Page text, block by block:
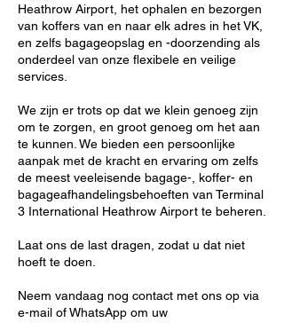
Heathrow Airport, het ophalen en bezorgen
van koffers van en naar elk adres in het VK,
en zelfs bagageopslag en -doorzending als
onderdeel van onze flexibele en veilige
services.
We zijn er trots op dat we klein genoeg zijn
om te zorgen, en groot genoeg om het aan
te kunnen. We bieden een persoonlijke
aanpak met de kracht en ervaring om zelfs
de meest veeleisende bagage-, koffer- en
bagageafhandelingsbehoeften van Terminal
3 International Heathrow Airport te beheren.
Laat ons de last dragen, zodat u dat niet
hoeft te doen.
Neem vandaag nog contact met ons op via
e-mail of WhatsApp om uw